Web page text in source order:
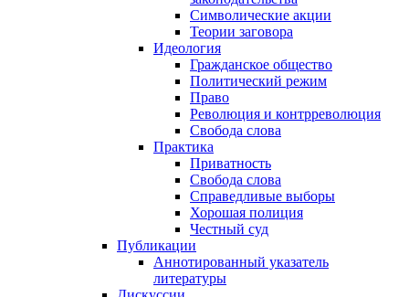
Символические акции
Теории заговора
Идеология
Гражданское общество
Политический режим
Право
Революция и контрреволюция
Свобода слова
Практика
Приватность
Свобода слова
Справедливые выборы
Хорошая полиция
Честный суд
Публикации
Аннотированный указатель
литературы